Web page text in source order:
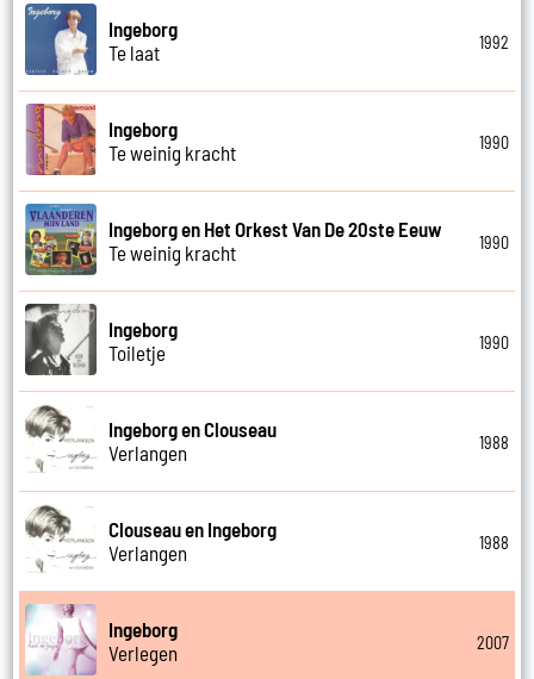
Ingeborg
Te laat
1992
Ingeborg
Te weinig kracht
1990
Ingeborg en Het Orkest Van De 20ste Eeuw
Te weinig kracht
1990
Ingeborg
Toiletje
1990
Ingeborg en Clouseau
Verlangen
1988
Clouseau en Ingeborg
Verlangen
1988
Ingeborg
Verlegen
2007